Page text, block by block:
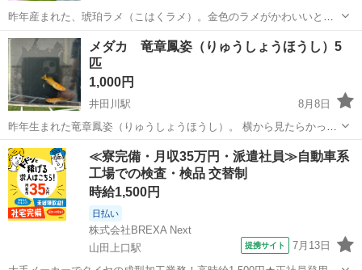
昨年産まれた、琥珀ラメ（こはくラメ）。金色のラメがかわいいとこ
ろがオススメポイントです。 🐟メダカ好きのオヤジが育てています
かけるのではなく、自分が好き...
三重 亀山市 井田川駅 その他 メダカ
メダカ 竜章鳳姿（りゅうしょうほうし）5
匹
1,000円
井田川駅
8月8日
昨年生まれた竜章鳳姿（りゅうしょうほうし）。 横から見たらかっこ
いいので、個人的に気に入ってます。 🐟メダカ好きのオヤジが育てて
います🐟 メダカにも流行りがありますが、我が家では最新の高級品種
を追いかけるのではなく、...
三重 亀山市 井田川駅 その他 メダカ
≪寮完備・月収35万円・派遣社員≫自動車系
工場での検査・検品 交替制
時給1,500円
日払い
株式会社BREXA Next
山田上口駅
提携サイト 7月13日